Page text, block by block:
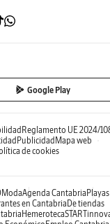
Google Play
Reglamento UE 2024/
Publicidad Mapa web
de cookies
Agenda Cantabria Playas
en Cantabria De tiendas
Hemeroteca